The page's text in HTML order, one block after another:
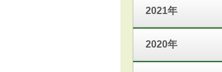
2021年
2020年